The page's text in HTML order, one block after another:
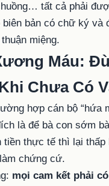
tất cả phải
biên bản có chữ ký và
miệng.
Máu:
Chưa Có
hợp cán bộ “hứa
là để bà con sớm
tiền thực tế thì lại thấp
chứng cứ.
mọi cam kết phải